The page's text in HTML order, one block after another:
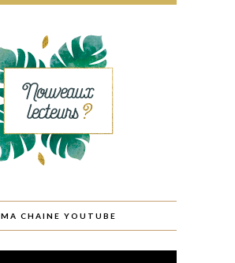
MA CHAINE YOUTUBE